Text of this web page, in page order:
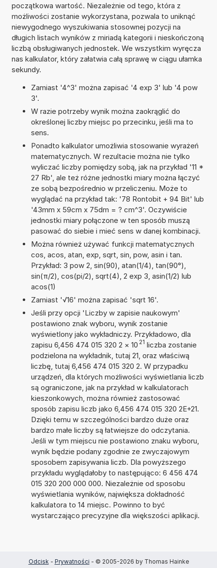
początkowa wartość. Niezależnie od tego, która z
możliwości zostanie wykorzystana, pozwala to uniknąć
niewygodnego wyszukiwania stosownej pozycji na
długich listach wyników z miriadą kategorii i nieskończoną
liczbą obsługiwanych jednostek. We wszystkim wyręcza
nas kalkulator, który załatwia całą sprawę w ciągu ułamka
sekundy.
Zamiast '4^3' można zapisać '4 exp 3' lub '4 pow
3'.
W razie potrzeby wynik można zaokrąglić do
określonej liczby miejsc po przecinku, jeśli ma to
sens.
Ponadto kalkulator umożliwia stosowanie wyrażeń
matematycznych. W rezultacie można nie tylko
wyliczać liczby pomiędzy sobą, jak na przykład '11 *
27 Rb', ale też różne jednostki miary można łączyć
ze sobą bezpośrednio w przeliczeniu. Może to
wyglądać na przykład tak: '78 Rontobit + 94 Bit' lub
'43mm x 59cm x 75dm = ? cm^3'. Oczywiście
jednostki miary połączone w ten sposób muszą
pasować do siebie i mieć sens w danej kombinacji.
Można również używać funkcji matematycznych
cos, acos, atan, exp, sqrt, sin, pow, asin i tan.
Przykład: 3 pow 2, sin(90), atan(1/4), tan(90°),
sin(π/2), cos(pi/2), sqrt(4), 2 exp 3, asin(1/2) lub
acos(1)
Zamiast '√16' można zapisać 'sqrt 16'.
Jeśli przy opcji 'Liczby w zapisie naukowym'
postawiono znak wyboru, wynik zostanie
wyświetlony jako wykładniczy. Przykładowo, dla
zapisu 6,456 474 015 320 2 × 10 21 liczba zostanie
podzielona na wykładnik, tutaj 21, oraz właściwą
liczbę, tutaj 6,456 474 015 320 2. W przypadku
urządzeń, dla których możliwości wyświetlania liczb
są ograniczone, jak na przykład w kalkulatorach
kieszonkowych, można również zastosować
sposób zapisu liczb jako 6,456 474 015 320 2E+21.
Dzięki temu w szczególności bardzo duże oraz
bardzo małe liczby są łatwiejsze do odczytania.
Jeśli w tym miejscu nie postawiono znaku wyboru,
wynik będzie podany zgodnie ze zwyczajowym
sposobem zapisywania liczb. Dla powyższego
przykładu wyglądałoby to następująco: 6 456 474
015 320 200 000 000. Niezależnie od sposobu
wyświetlania wyników, największa dokładność
kalkulatora to 14 miejsc. Powinno to być
wystarczająco precyzyjne dla większości aplikacji.
Odcisk - Prywatności - © 2005-2026 by Thomas Hainke